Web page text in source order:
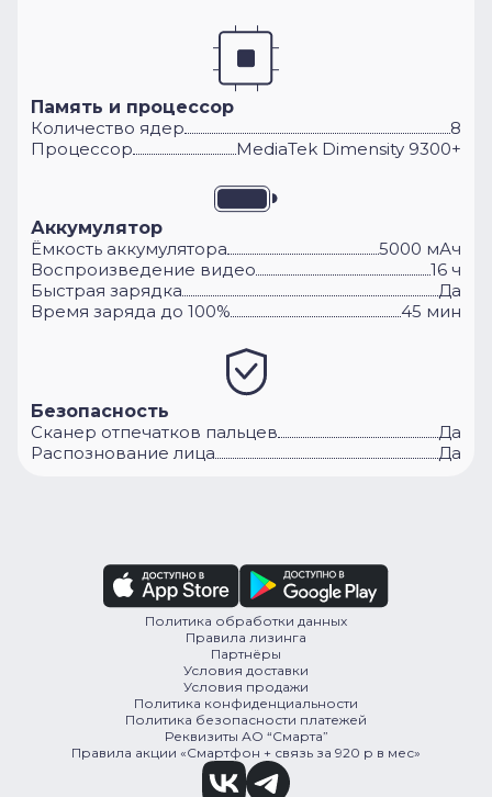
Память и процессор
Количество ядер
8
Процессор
MediaTek Dimensity 9300+
Аккумулятор
Ёмкость аккумулятора
5000 мАч
Воспроизведение видео
16 ч
Быстрая зарядка
Да
Время заряда до 100%
45 мин
Безопасность
Сканер отпечатков пальцев
Да
Распознование лица
Да
Политика обработки данных
Правила лизинга
Партнёры
Условия доставки
Условия продажи
Политика конфиденциальности
Политика безопасности платежей
Реквизиты АО “Смарта”
Правила акции «Смартфон + связь за 920 р в мес»